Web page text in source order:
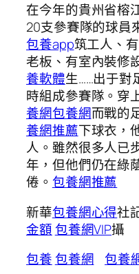
在今年的貴州省榕
20支參賽隊的球員
包養app筑工人、
老板、有室內裝修
養軟體生……出于對
時組成參賽隊。穿
養網包養網而戰的
養網推薦下球衣，
人。雖然很多人已
年，但他們仍在綠
倦。 包養網推薦
新華包養網心得社
金額包養網VIP攝
包養包養網
包養